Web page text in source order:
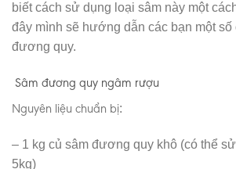
biết cách sử dụng loại sâm này một
đây mình sẽ hướng dẫn các bạn một
đương quy.
Sâm đương quy ngâm rượu
Nguyên liệu chuẩn bị:
– 1 kg củ sâm đương quy khô (có thể
5kg)